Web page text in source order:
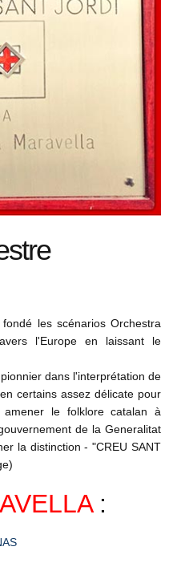
fondé lesscénarios Orchestra
l'Europe en laissant le
dans l'interprétation de
certains assez délicate pour
le folklore catalan à
de la Generalitat
la distinction - "CREU SANT
)
: